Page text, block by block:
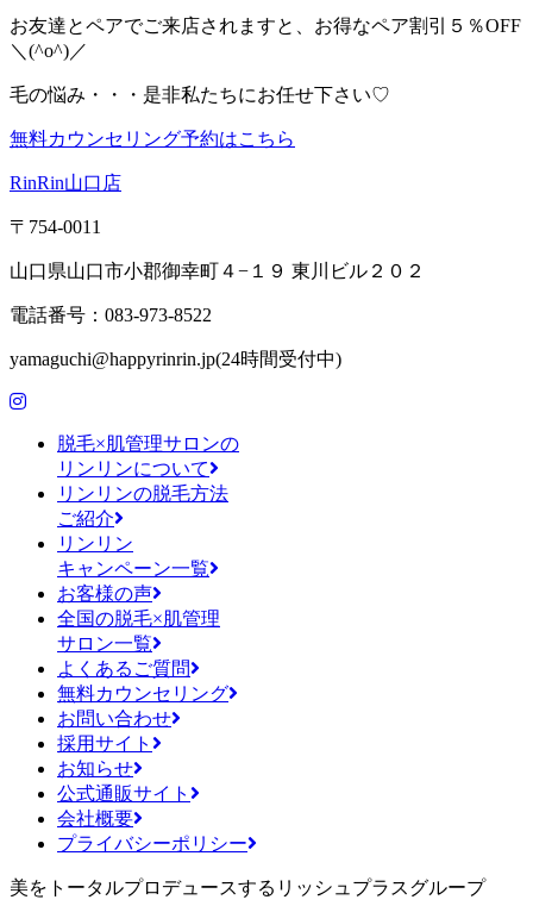
お友達とペアでご来店されますと、お得なペア割引５％OFF
＼(^o^)／
毛の悩み・・・是非私たちにお任せ下さい♡
無料カウンセリング予約はこちら
RinRin山口店
〒754-0011
山口県山口市小郡御幸町４−１９ 東川ビル２０２
電話番号：083-973-8522
yamaguchi@happyrinrin.jp(24時間受付中)
脱毛×肌管理サロンの
リンリンについて
リンリンの脱毛方法
ご紹介
リンリン
キャンペーン一覧
お客様の声
全国の脱毛×肌管理
サロン一覧
よくあるご質問
無料カウンセリング
お問い合わせ
採用サイト
お知らせ
公式通販サイト
会社概要
プライバシーポリシー
美をトータルプロデュースするリッシュプラスグループ